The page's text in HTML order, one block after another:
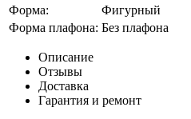
Форма:
Фигурный
Форма плафона: Без плафона
Описание
Отзывы
Доставка
Гарантия и ремонт